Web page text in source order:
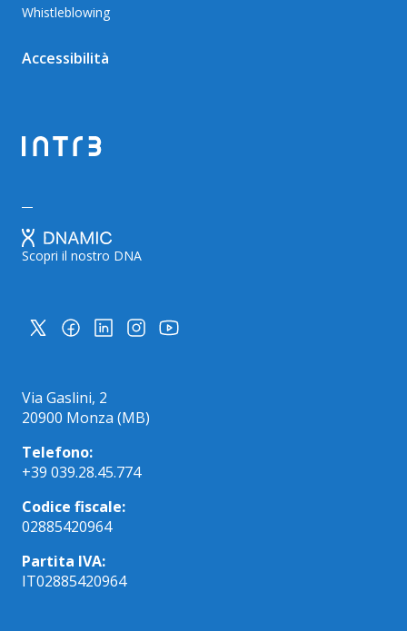
Whistleblowing
Accessibilità
Scopri il nostro DNA
Via Gaslini, 2
20900 Monza (MB)
Telefono:
+39 039.28.45.774
Codice fiscale:
02885420964
Partita IVA:
IT02885420964